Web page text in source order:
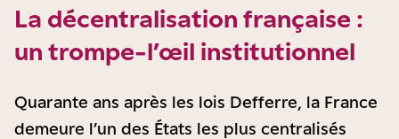
La décentralisation française :
un trompe-l’œil institutionnel
Quarante ans après les lois Defferre, la France
demeure l’un des États les plus centralisés